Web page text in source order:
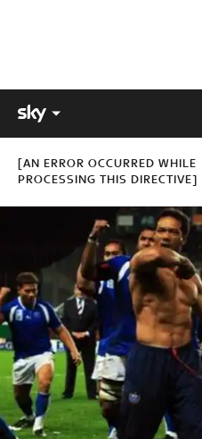
[AN ERROR OCCURRED WHILE
PROCESSING THIS DIRECTIVE]